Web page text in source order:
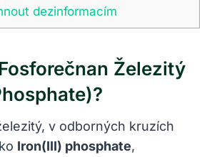
dezinformacím
Železitý
v odborných kruzích
Iron(III) phosphate,